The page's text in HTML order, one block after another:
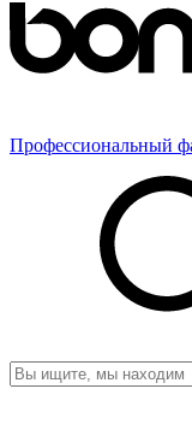
Профессиональный